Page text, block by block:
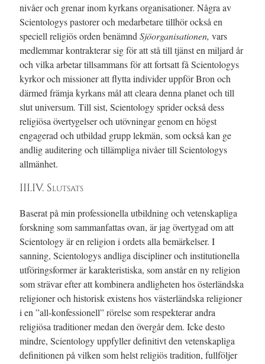
nivåer och grenar inom kyrkans organisationer. Några av
Scientologys pastorer och medarbetare tillhör också en
speciell religiös orden benämnd Sjöorganisationen, vars
medlemmar kontrakterar sig för att stå till tjänst en miljard år
och vilka arbetar tillsammans för att fortsatt få Scientologys
kyrkor och missioner att flytta individer uppför Bron och
därmed främja kyrkans mål att cleara denna planet och till
slut universum. Till sist, Scientology sprider också dess
religiösa övertygelser och utövningar genom en högst
engagerad och utbildad grupp lekmän, som också kan ge
andlig auditering och tillämpliga nivåer till Scientologys
allmänhet.
III.IV. Slutsats
Baserat på min professionella utbildning och vetenskapliga
forskning som sammanfattas ovan, är jag övertygad om att
Scientology är en religion i ordets alla bemärkelser. I
sanning, Scientologys andliga discipliner och institutionella
utföringsformer är karakteristiska, som anstår en ny religion
som strävar efter att kombinera andligheten hos österländska
religioner och historisk existens hos västerländska religioner
i en ”all-konfessionell” rörelse som respekterar andra
religiösa traditioner medan den övergår dem. Icke desto
mindre, Scientology uppfyller definitivt den vetenskapliga
definitionen på vilken som helst religiös tradition, fullföljer